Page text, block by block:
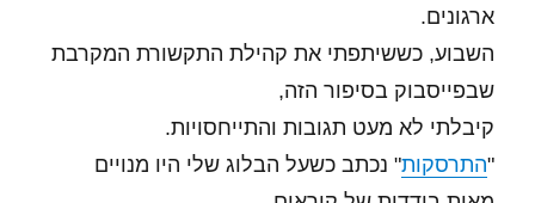
ארגונים.
השבוע, כששיתפתי את קהילת התקשורת המקרבת
שבפייסבוק בסיפור הזה,
קיבלתי לא מעט תגובות והתייחסויות.
"התרסקות" נכתב כשעל הבלוג שלי היו מנויים